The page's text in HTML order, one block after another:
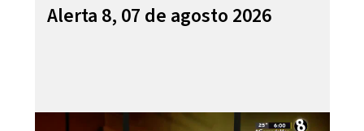
Alerta 8, 07 de agosto 2026